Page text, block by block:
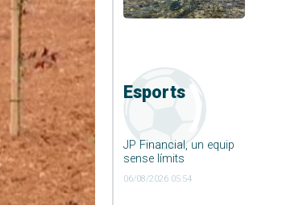
Esports
JP Financial, un equip
sense límits
06/08/2026 05:54